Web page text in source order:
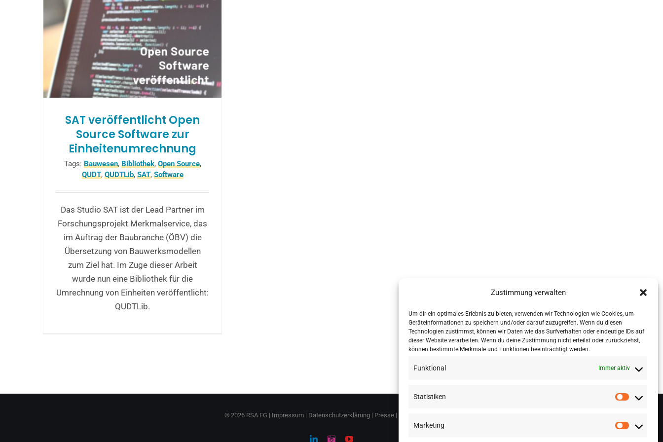
Zustimmung verwalten
Um dir ein optimales Erlebnis zu bieten, verwenden wir Technologien wie Cookies, um
Geräteinformationen zu speichern und/oder darauf zuzugreifen. Wenn du diesen
Technologien zustimmst, können wir Daten wie das Surfverhalten oder eindeutige IDs auf
dieser Website verarbeiten. Wenn du deine Zustimmung nicht erteilst oder zurückziehst,
können bestimmte Merkmale und Funktionen beeinträchtigt werden.
Funktional Immer aktiv
Statistiken
Marketing
SAT veröffentlicht Open
Source Software zur
Einheitenumrechnung
Tags: Bauwesen, Bibliothek, Open Source,
QUDT, QUDTLib, SAT, Software
Das Studio SAT ist der Lead Partner im
Forschungsprojekt Merkmalservice, das
im Auftrag der Baubranche (ÖBV) die
Übersetzung von Bauwerksmodellen
zum Ziel hat. Im Zuge dieser Arbeit
wurde nun eine Bibliothek für die
Umrechnung von Einheiten veröffentlicht:
QUDTLib.
© 2026 RSA FG | Impressum | Datenschutzerklärung | Presse |
LinkedInInstagramYouTube